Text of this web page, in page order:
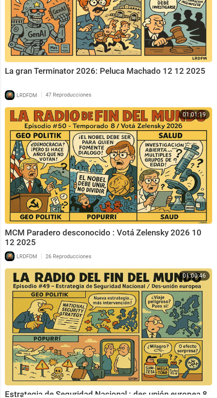
La gran Terminator 2026: Peluca Machado 12 12 2025
LRDFDM | 47 Reproducciones
01:01:19
MCM Paradero desconocido : Votá Zelensky 2026 10
12 2025
LRDFDM | 26 Reproducciones
01:00:46
Estrategia de Seguridad Nacional : des unión europea 8